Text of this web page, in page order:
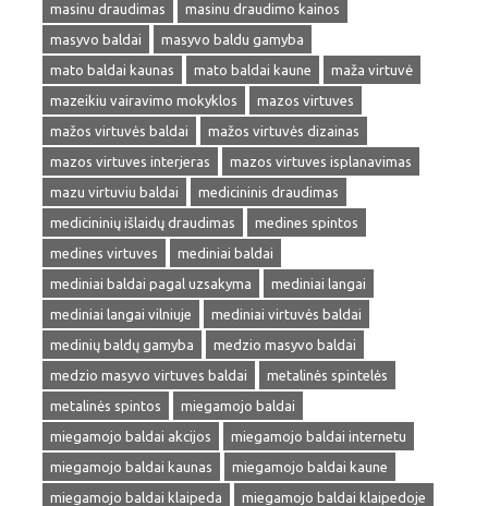
masinu draudimas
masinu draudimo kainos
masyvo baldai
masyvo baldu gamyba
mato baldai kaunas
mato baldai kaune
maža virtuvė
mazeikiu vairavimo mokyklos
mazos virtuves
mažos virtuvės baldai
mažos virtuvės dizainas
mazos virtuves interjeras
mazos virtuves isplanavimas
mazu virtuviu baldai
medicininis draudimas
medicininių išlaidų draudimas
medines spintos
medines virtuves
mediniai baldai
mediniai baldai pagal uzsakyma
mediniai langai
mediniai langai vilniuje
mediniai virtuvės baldai
medinių baldų gamyba
medzio masyvo baldai
medzio masyvo virtuves baldai
metalinės spintelės
metalinės spintos
miegamojo baldai
miegamojo baldai akcijos
miegamojo baldai internetu
miegamojo baldai kaunas
miegamojo baldai kaune
miegamojo baldai klaipeda
miegamojo baldai klaipedoje